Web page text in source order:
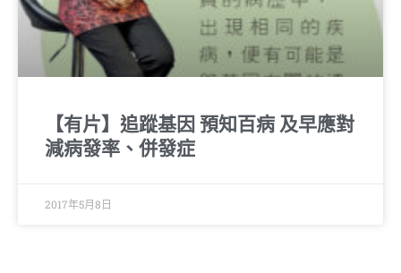
【有片】追蹤基因 預知百病 及早應對
減病發率、併發症
2017年5月8日